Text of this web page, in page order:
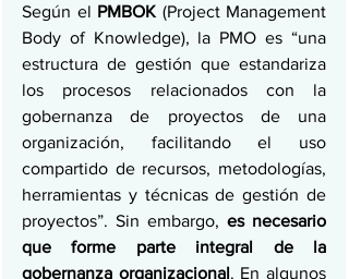
Según el PMBOK (Project Management
Body of Knowledge), la PMO es “una
estructura de gestión que estandariza
los procesos relacionados con la
gobernanza de proyectos de una
organización, facilitando el uso
compartido de recursos, metodologías,
herramientas y técnicas de gestión de
proyectos”. Sin embargo, es necesario
que forme parte integral de la
gobernanza organizacional. En algunos